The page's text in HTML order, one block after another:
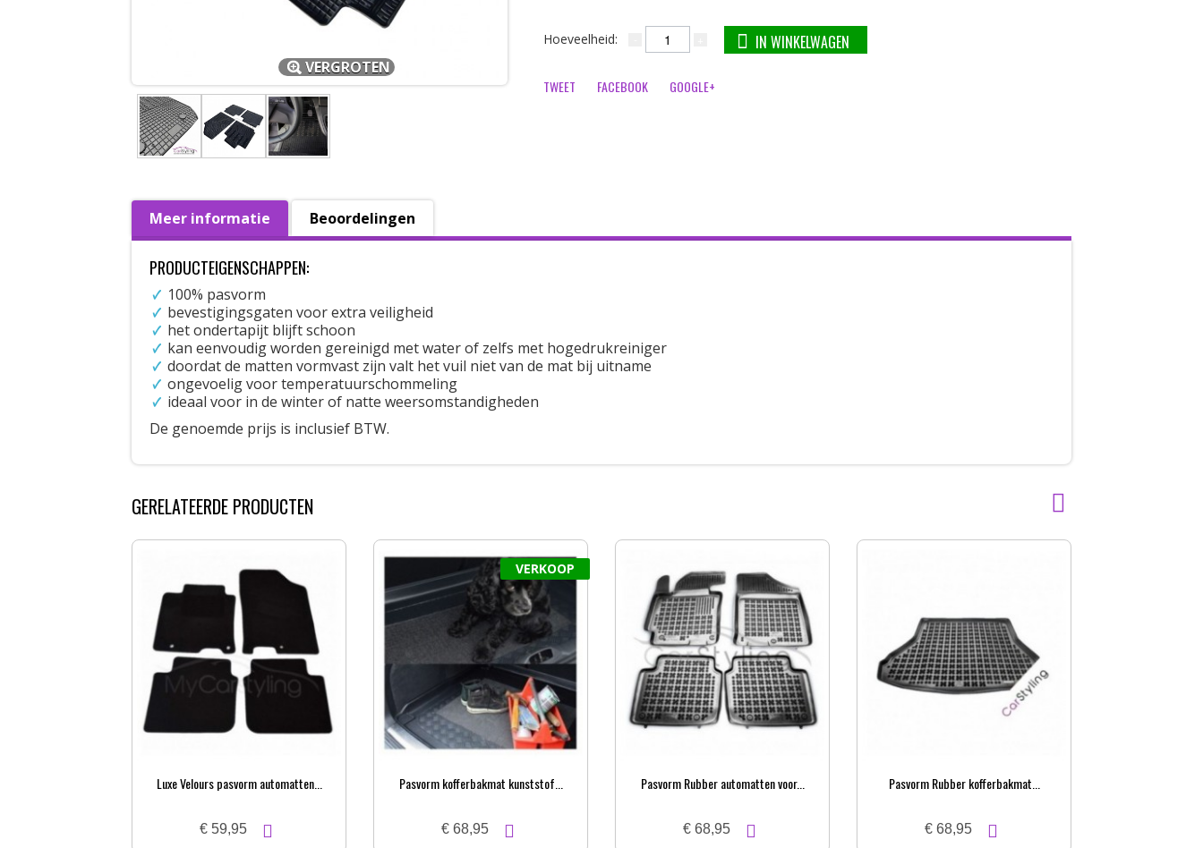
VERGROTEN
Hoeveelheid: IN WINKELWAGEN
TWEET FACEBOOK GOOGLE+
Meer informatie Beoordelingen
PRODUCTEIGENSCHAPPEN:
100% pasvorm
bevestigingsgaten voor extra veiligheid
het ondertapijt blijft schoon
kan eenvoudig worden gereinigd met water of zelfs met hogedrukreiniger
doordat de matten vormvast zijn valt het vuil niet van de mat bij uitname
ongevoelig voor temperatuurschommeling
ideaal voor in de winter of natte weersomstandigheden
De genoemde prijs is inclusief BTW.
GERELATEERDE PRODUCTEN
Luxe Velours pasvorm automatten...
€ 59,95
VERKOOP
Pasvorm kofferbakmat kunststof...
€ 68,95
Pasvorm Rubber automatten voor...
€ 68,95
Pasvorm Rubber kofferbakmat...
€ 68,95